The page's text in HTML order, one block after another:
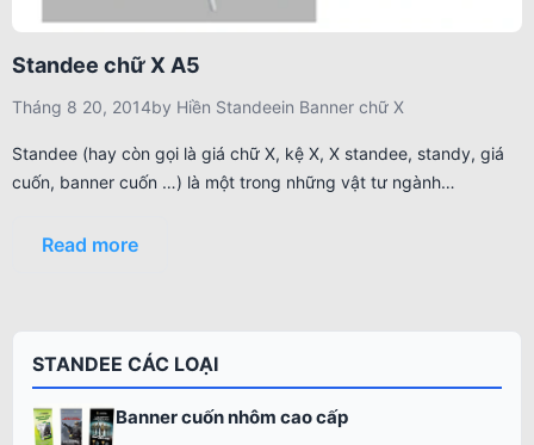
Standee chữ X A5
Tháng 8 20, 2014by Hiền Standeein Banner chữ X
Standee (hay còn gọi là giá chữ X, kệ X, X standee, standy, giá
cuốn, banner cuốn …) là một trong những vật tư ngành…
Read more
STANDEE CÁC LOẠI
Banner cuốn nhôm cao cấp